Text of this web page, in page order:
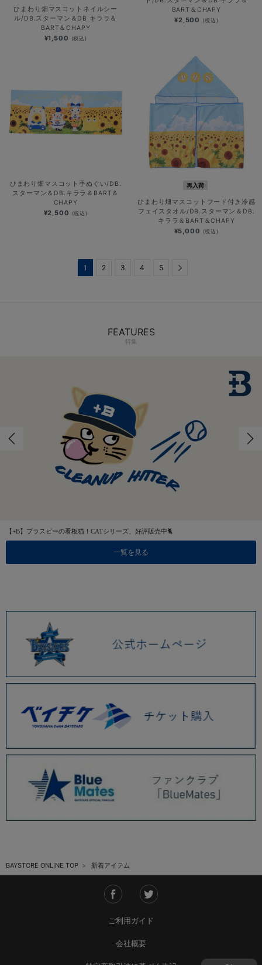
ひまわり畑マスコットネイルシー
ル/DB.スターマン＆DB.キララ＆
BART＆CHAPY
¥1,500 (税込)
BART＆CHAPY
¥2,500 (税込)
ひまわり畑マスコット手ぬぐい/DB.
スターマン＆DB.キララ＆BART＆
CHAPY
¥2,500 (税込)
再入荷
ひまわり畑マスコットフード付き冷感
フェイスタオル/DB.スターマン＆DB.
キララ＆BART＆CHAPY
¥5,000 (税込)
1 2 3 4 5
FEATURES
特集
【+B】プラスビーの看板猫！CATシリーズ、好評販売中🐈
一覧を見る
BAYSTORE ONLINE TOP 新着アイテム
ご利用ガイド
会社概要